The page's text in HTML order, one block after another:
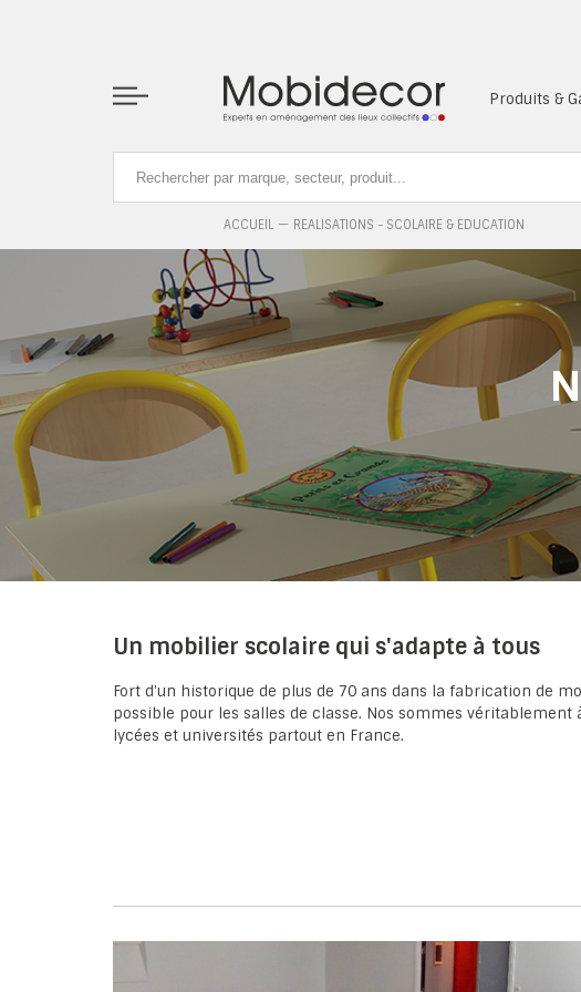
Produits &
ACCUEIL REALISATIONS - SCOLAIRE & EDUCATION
Un mobilier scolaire qui s'adapte à tous
Fort d'un historique de plus de 70 ans dans la fabrication de
possible pour les salles de classe. Nos sommes
lycées et universités partout en France.